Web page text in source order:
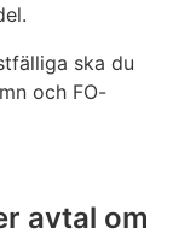
ska du
och FO-
avtal om